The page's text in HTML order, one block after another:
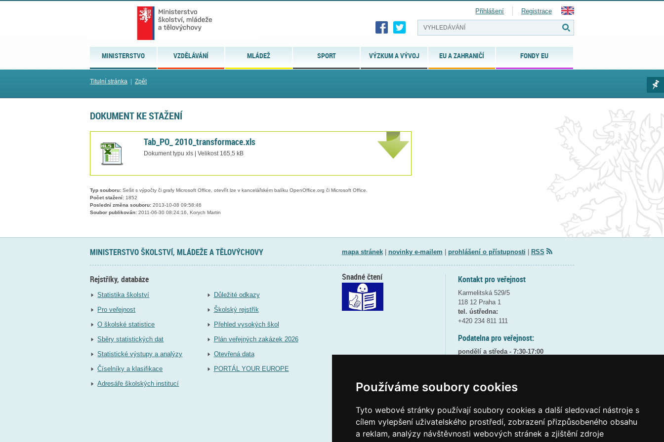
Používáme soubory cookies
Tyto webové stránky používají soubory cookies a další sledovací nástroje s
cílem vylepšení uživatelského prostředí, zobrazení přizpůsobeného obsahu
a reklam, analýzy návštěvnosti webových stránek a zjištění zdroje
MINISTERSTVO VZDĚLÁVÁNÍ MLÁDEŽ SPORT VÝZKUM A VÝVOJ EU A ZAHRANIČÍ FONDY EU
Přihlášení Registrace
Titulní stránka Zpět
DOKUMENT KE STAŽENÍ
Tab_PO_ 2010_transformace.xls
Dokument typu xls | Velikost 165,5 kB
Typ souboru: Sešit s výpočty či grafy Microsoft Office, otevřít lze v kancelářském balíku OpenOffice.org či Microsoft Office.
Počet stažení: 1852
Poslední změna souboru: 2013-10-08 09:58:46
Soubor publikován: 2011-06-30 08:24:16, Korych Martin
MINISTERSTVO ŠKOLSTVÍ, MLÁDEŽE A TĚLOVÝCHOVY mapa stránek| novinky e-mailem prohlášení o přístupnosti RSS
Rejstříky, databáze
Statistika školství
Pro veřejnost
O školské statistice
Sběry statistických dat
Statistické výstupy a analýzy
Číselníky a klasifikace
Adresáře školských institucí
Důležité odkazy
Školský rejstřík
Přehled vysokých škol
Plán veřejných zakázek 2026
Otevřená data
PORTÁL YOUR EUROPE
Kontakt pro veřejnost
Karmelitská 529/5
118 12 Praha 1
tel. ústředna:
+420 234 811 111
Podatelna pro veřejnost:
pondělí a středa - 7:30-17:00
8:30 - 9:30 - bezpečnostní přestávka
Elektronická podatelna:
posta@msmtgov cz
Snadné čtení